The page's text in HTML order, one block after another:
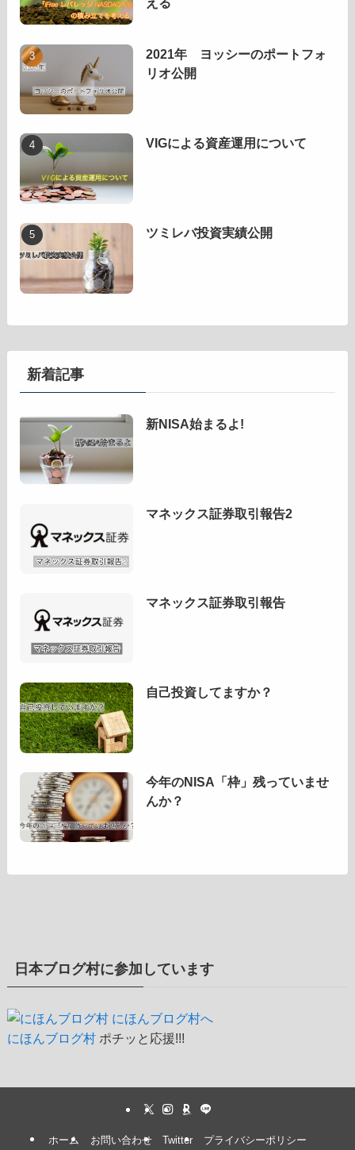
2021年 ヨッシーのポートフォ
リオ公開
VIGによる資産運用について
ツミレバ投資実績公開
新着記事
新NISA始まるよ!
マネックス証券取引報告2
マネックス証券取引報告
自己投資してますか？
今年のNISA「枠」残っていませ
んか？
日本ブログ村に参加しています
にほんブログ村ポチッと応援!!!
ホーム お問い合わせ Twitter プライバシーポリシー